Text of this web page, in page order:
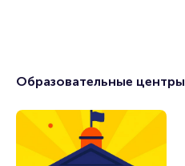
Образовательные центры